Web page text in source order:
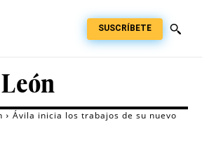
SUSCRÍBETE
Ávila inicia los trabajos de su nuevo